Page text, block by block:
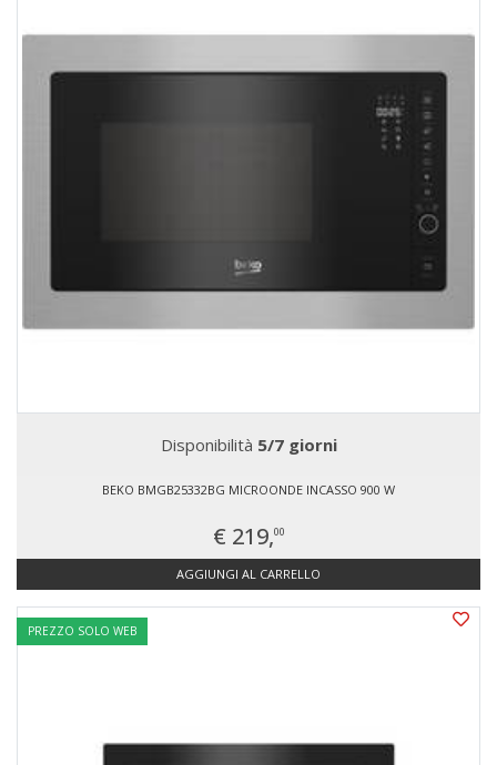
Disponibilità 5/7 giorni
BEKO BMGB25332BG MICROONDE INCASSO 900 W
€ 219,00
AGGIUNGI AL CARRELLO
PREZZO SOLO WEB